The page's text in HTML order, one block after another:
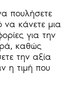
πουλήσετε
να κάνετε μια
για την
καθώς
την αξία
η τιμή που